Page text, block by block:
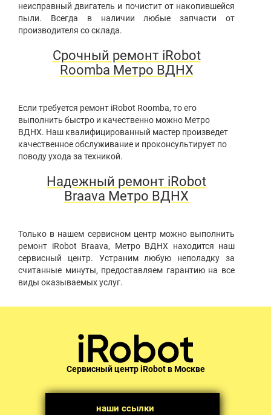
неисправный двигатель и почистит от накопившейся
пыли. Всегда в наличии любые запчасти от
производителя со склада.
Срочный ремонт iRobot
Roomba Метро ВДНХ
Если требуется ремонт iRobot Roomba, то его
выполнить быстро и качественно можно Метро
ВДНХ. Наш квалифицированный мастер произведет
качественное обслуживание и проконсультирует по
поводу ухода за техникой.
Надежный ремонт iRobot
Braava Метро ВДНХ
Только в нашем сервисном центр можно выполнить
ремонт iRobot Braava, Метро ВДНХ находится наш
сервисный центр. Устраним любую неполадку за
считанные минуты, предоставляем гарантию на все
виды оказываемых услуг.
Сервисный центр iRobot в Москве
наши ссылки